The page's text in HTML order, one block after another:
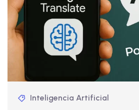
Inteligencia Artificial